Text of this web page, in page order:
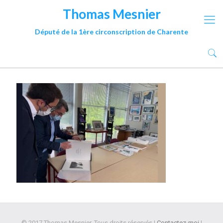
Thomas Mesnier
Député de la 1ère circonscription de Charente